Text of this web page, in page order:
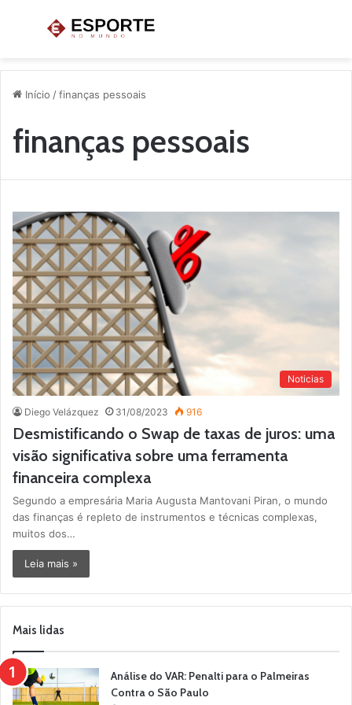
Menu
Início /finanças pessoais
finanças pessoais
Noticias
Diego Velázquez 31/08/2023 916
Desmistificando o Swap de taxas de juros: uma
visão significativa sobre uma ferramenta
financeira complexa
Segundo a empresária Maria Augusta Mantovani Piran, o mundo
das finanças é repleto de instrumentos e técnicas complexas,
muitos dos…
Leia mais »
Mais lidas
Análise do VAR: Penalti para o Palmeiras
Contra o São Paulo